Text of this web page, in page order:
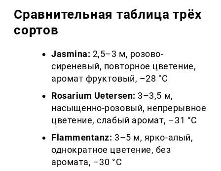
Сравнительная таблица трёх
сортов
Jasmina: 2,5–3 м, розово-
сиреневый, повторное цветение,
аромат фруктовый, –28 °C
Rosarium Uetersen: 3–3,5 м,
насыщенно-розовый, непрерывное
цветение, слабый аромат, –31 °C
Flammentanz: 3–5 м, ярко-алый,
однократное цветение, без
аромата, –30 °C